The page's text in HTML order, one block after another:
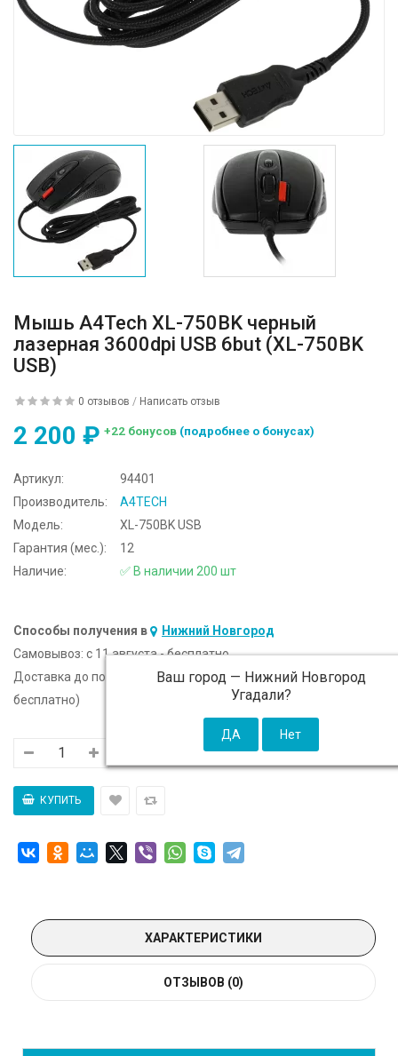
Мышь A4Tech XL-750BK черный
лазерная 3600dpi USB 6but (XL-750BK
USB)
0 отзывов / Написать отзыв
2 200 ₽ +22 бонусов (подробнее о бонусах)
Артикул:
94401
Производитель:
A4TECH
Модель:
XL-750BK USB
Гарантия (мес.):
12
Наличие:
✅ В наличии 200 шт
Способы получения в Нижний Новгород
Ваш город — Нижний Новгород
Угадали?
Самовывоз: c 11 августа - бесплатно
Доставка до подъезда:
c 11 августа - 300 ₽ (от 5 000 ₽
бесплатно)
ХАРАКТЕРИСТИКИ
ОТЗЫВОВ (0)